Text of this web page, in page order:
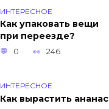
ИНТЕРЕСНОЕ
Как упаковать вещи
при переезде?
0 246
ИНТЕРЕСНОЕ
Как вырастить ананас